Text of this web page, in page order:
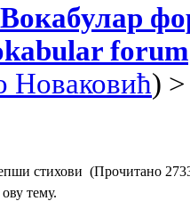
forum
Новаковић)
стихови (Прочитано
тему.